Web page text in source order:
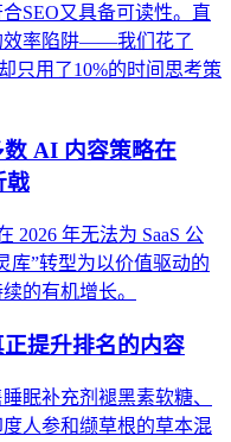
SEO又具备可读性。直
效率陷阱——我们花了
只用了10%的时间思考策
AI 内容策略在
戟
2026 年无法为 SaaS 公
库”转型为以价值驱动的
的有机增长。
提升排名的内容
眠补充剂褪黑素软糖、
人参和缬草根的草本混